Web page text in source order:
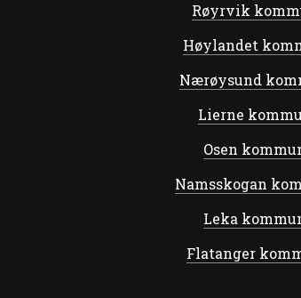
Røyrvik
Høylandet
Nærøysund
Lierne
Osen
Namsskogan
Leka
Flatanger